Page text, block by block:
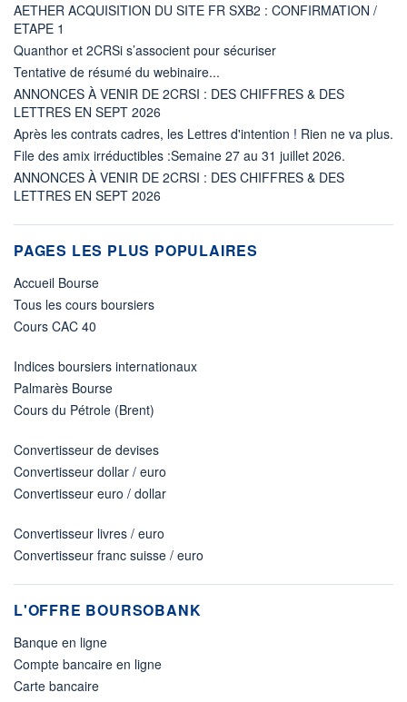
AETHER ACQUISITION DU SITE FR SXB2 : CONFIRMATION /
ETAPE 1
Quanthor et 2CRSi s’associent pour sécuriser
Tentative de résumé du webinaire...
ANNONCES À VENIR DE 2CRSI : DES CHIFFRES & DES
LETTRES EN SEPT 2026
Après les contrats cadres, les Lettres d'intention ! Rien ne va plus.
File des amix irréductibles :Semaine 27 au 31 juillet 2026.
ANNONCES À VENIR DE 2CRSI : DES CHIFFRES & DES
LETTRES EN SEPT 2026
PAGES LES PLUS POPULAIRES
Accueil Bourse
Tous les cours boursiers
Cours CAC 40
Indices boursiers internationaux
Palmarès Bourse
Cours du Pétrole (Brent)
Convertisseur de devises
Convertisseur dollar / euro
Convertisseur euro / dollar
Convertisseur livres / euro
Convertisseur franc suisse / euro
L'OFFRE BOURSOBANK
Banque en ligne
Compte bancaire en ligne
Carte bancaire